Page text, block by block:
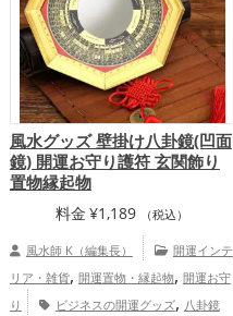
風水グッズ 壁掛け八卦鏡(凹面
鏡) 開運お守り護符 玄関飾り
置物縁起物
料金 ¥1,189 （税込）
風水師 K（編集長）
開運インテ
リア・雑貨, 開運置物・縁起物, 開運お守
り
ビジネスの開運グッズ, 八卦鏡